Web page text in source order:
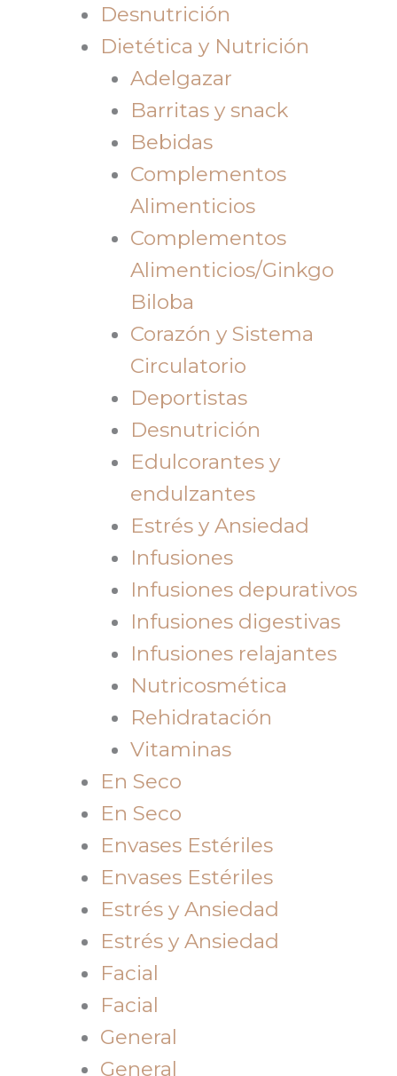
Desnutrición
Dietética y Nutrición
Adelgazar
Barritas y snack
Bebidas
Complementos
Alimenticios
Complementos
Alimenticios/Ginkgo
Biloba
Corazón y Sistema
Circulatorio
Deportistas
Desnutrición
Edulcorantes y
endulzantes
Estrés y Ansiedad
Infusiones
Infusiones depurativos
Infusiones digestivas
Infusiones relajantes
Nutricosmética
Rehidratación
Vitaminas
En Seco
En Seco
Envases Estériles
Envases Estériles
Estrés y Ansiedad
Estrés y Ansiedad
Facial
Facial
General
General